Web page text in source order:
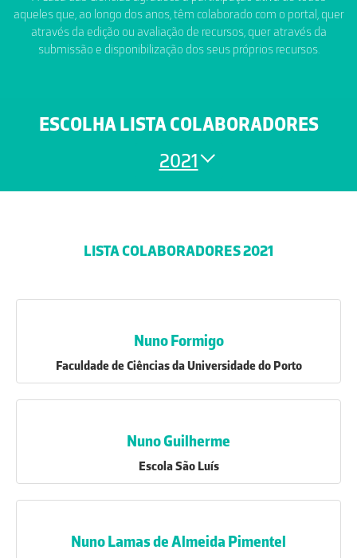
aqueles que, ao longo dos anos, têm colaborado com o portal, quer
através da edição ou avaliação de recursos, quer através da
submissão e disponibilização dos seus próprios recursos.
ESCOLHA LISTA COLABORADORES
2021
LISTA COLABORADORES 2021
Nuno Formigo
Faculdade de Ciências da Universidade do Porto
Nuno Guilherme
Escola São Luís
Nuno Lamas de Almeida Pimentel